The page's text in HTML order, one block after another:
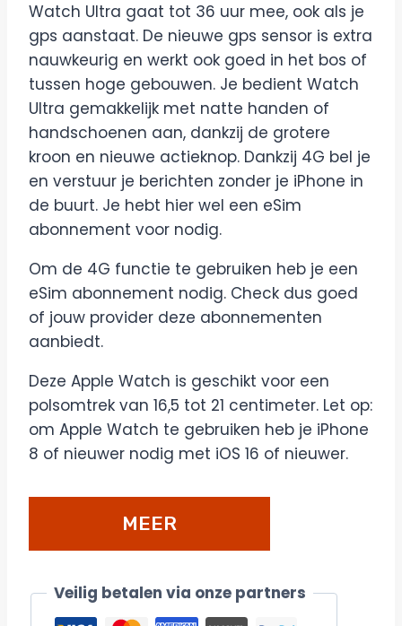
Watch Ultra gaat tot 36 uur mee, ook als je
gps aanstaat. De nieuwe gps sensor is extra
nauwkeurig en werkt ook goed in het bos of
tussen hoge gebouwen. Je bedient Watch
Ultra gemakkelijk met natte handen of
handschoenen aan, dankzij de grotere
kroon en nieuwe actieknop. Dankzij 4G bel je
en verstuur je berichten zonder je iPhone in
de buurt. Je hebt hier wel een eSim
abonnement voor nodig.
Om de 4G functie te gebruiken heb je een
eSim abonnement nodig. Check dus goed
of jouw provider deze abonnementen
aanbiedt.
Deze Apple Watch is geschikt voor een
polsomtrek van 16,5 tot 21 centimeter. Let op:
om Apple Watch te gebruiken heb je iPhone
8 of nieuwer nodig met iOS 16 of nieuwer.
MEER
Veilig betalen via onze partners